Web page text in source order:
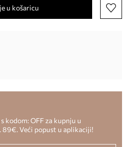
u košaricu
kodom: OFF za kupnju u
Veći popust u aplikaciji!